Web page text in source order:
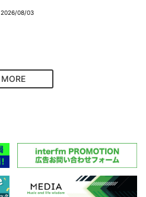
2026/08/03
MORE